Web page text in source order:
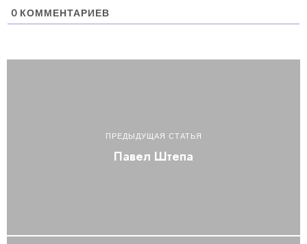
0 КОММЕНТАРИЕВ
ПРЕДЫДУЩАЯ СТАТЬЯ
Павел Штепа